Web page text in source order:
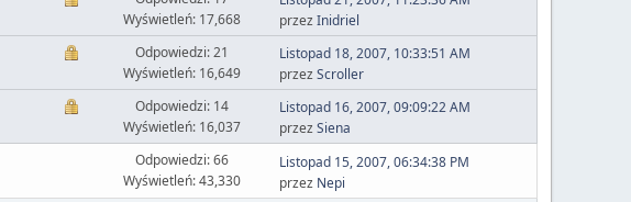
Wyświetleń: 17,668
przezInidriel
Odpowiedzi: 21
Wyświetleń: 16,649
Listopad 18, 2007, 10:33:51 AM
przezScroller
Odpowiedzi: 14
Wyświetleń: 16,037
Listopad 16, 2007, 09:09:22 AM
przezSiena
Odpowiedzi: 66
Wyświetleń: 43,330
Listopad 15, 2007, 06:34:38 PM
przez Nepi